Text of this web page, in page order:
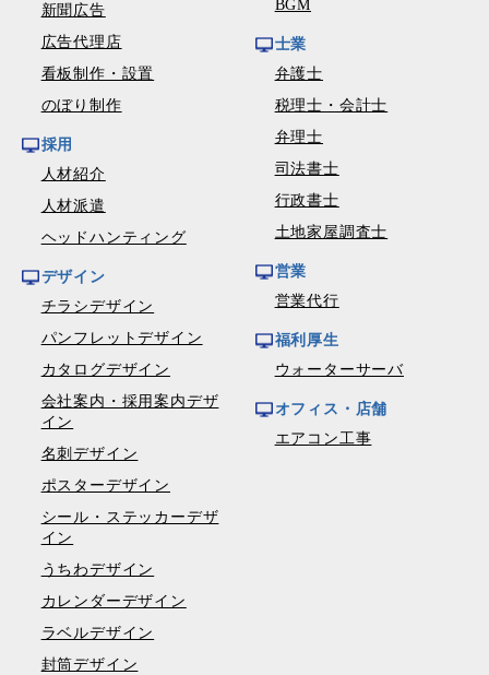
新聞広告
広告代理店
看板制作・設置
のぼり制作
採用
人材紹介
人材派遣
ヘッドハンティング
デザイン
チラシデザイン
パンフレットデザイン
カタログデザイン
会社案内・採用案内デザ
イン
名刺デザイン
ポスターデザイン
シール・ステッカーデザ
イン
うちわデザイン
カレンダーデザイン
ラベルデザイン
封筒デザイン
BGM
士業
弁護士
税理士・会計士
弁理士
司法書士
行政書士
土地家屋調査士
営業
営業代行
福利厚生
ウォーターサーバ
オフィス・店舗
エアコン工事